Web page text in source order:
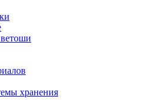
хранения